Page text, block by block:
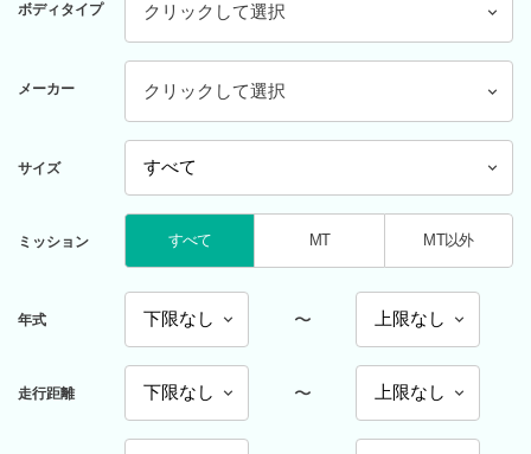
ボディタイプ クリックして選択
メーカー クリックして選択
サイズ
ミッション すべて MT MT以外
年式 〜
走行距離 〜